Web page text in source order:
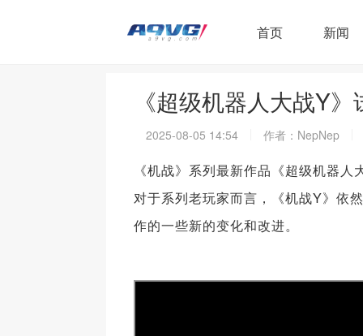
首页 新闻
《超级机器人大战Y
2025-08-05 14:54 作者：NepNep
《机战》系列最新作品《超级机器
对于系列老玩家而言，《机战Y》依
作的一些新的变化和改进。